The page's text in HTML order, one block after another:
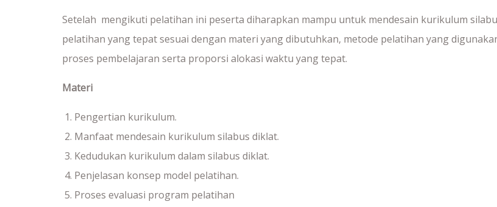
Setelah mengikuti pelatihan ini peserta diharapkan mampu untuk mendesain kurikulum
pelatihan yang tepat sesuai dengan materi yang dibutuhkan, metode pelatihan yang
proses pembelajaran serta proporsi alokasi waktu yang tepat.
Materi
Pengertian kurikulum.
Manfaat mendesain kurikulum silabus diklat.
Kedudukan kurikulum dalam silabus diklat.
Penjelasan konsep model pelatihan.
Proses evaluasi program pelatihan